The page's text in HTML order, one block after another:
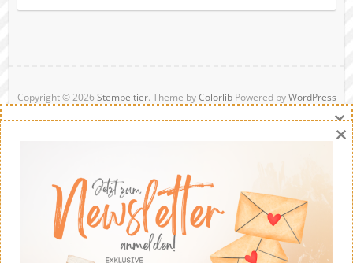
Copyright © 2026Stempeltier. Theme byColorlibPowered byWordPress
×
×